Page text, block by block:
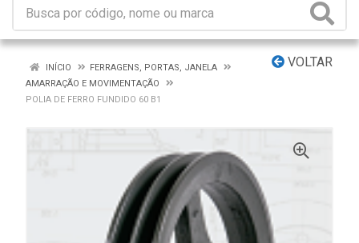
VOLTAR
INÍCIO
FERRAGENS, PORTAS, JANELA
AMARRAÇÃO E MOVIMENTAÇÃO
POLIA DE FERRO FUNDIDO 60 B1